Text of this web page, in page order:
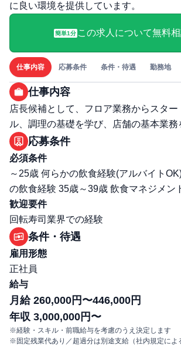
に良い環境を提供しています。
簡単1分 この求人について無料
仕事内容 応募条件 条件・待遇 勤務地
仕事内容
店長候補として、フロア業務からスタ
ル、調理の基礎を学び、店舗の基本業務
応募条件
必須条件
～25歳 何らかの飲食経験(アルバイト
の飲食経験 35歳～39歳 飲食マネジメン
歓迎要件
回転寿司業界での経験
条件・待遇
雇用形態
正社員
給与
月給 260,000円〜446,000円
年収 3,000,000円〜
※経験・スキル・前職給与を考慮のうえ決定します
※固定残業代あり／超過分は別途支給（社内規定によ